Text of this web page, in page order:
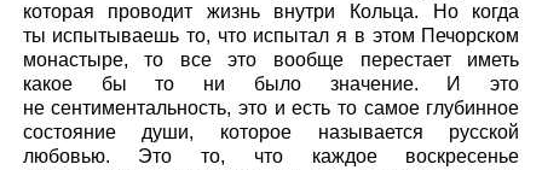
которая проводит жизнь внутри Кольца. Но когда
ты испытываешь то, что испытал я в этом Печорском
монастыре, то все это вообще перестает иметь
какое бы то ни было значение. И это
не сентиментальность, это и есть то самое глубинное
состояние души, которое называется русской
любовью. Это то, что каждое воскресенье